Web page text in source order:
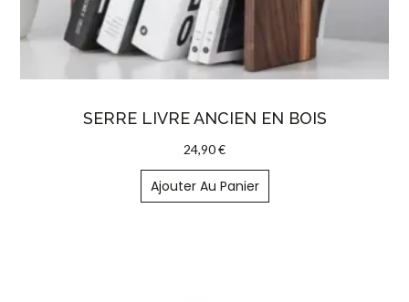
SERRE LIVRE ANCIEN EN BOIS
24,90€
Ajouter Au Panier